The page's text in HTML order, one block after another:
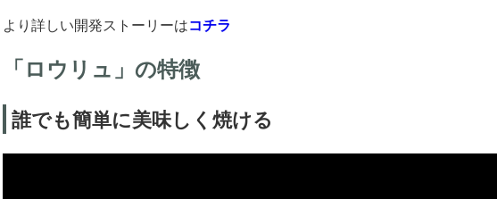
より詳しい開発ストーリーはコチラ
「ロウリュ」の特徴
誰でも簡単に美味しく焼ける